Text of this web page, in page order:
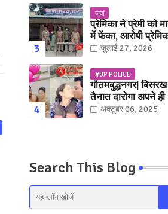
जवां
प्रेमिका ने प्रेमी को
में फेंका, आरोपी
युवक गिरफ्तार
जुलाई 27, 2026
#UP POLICE
गौतमबुद्धनगर|
तैनात दारोगा अपने ही
महिला कांस्टेबल को
अक्टूबर 06, 2025
Search This Blog